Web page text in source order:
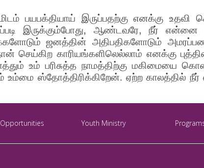
பயபக்தியாய் இருப்பதற்கு எனக்கு உதவி
இருக்கும்போது, ஆண்டவரே, நீர்
ஜனத்தின் அதிபதிகளோடும்
செய்கிற காரியங்களிலெல்லாம் எனக்கு
உம் பரிசுத்த நாமத்திற்கு மகிமையை
உம்மை ஸ்தோத்திரிக்கிறேன். ஏற்ற காலத்தில்
Youth Ministry